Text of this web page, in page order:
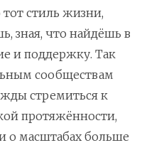
стиль жизни,
зная, что найдёшь в
и поддержку. Так
сообществам
стремиться к
протяжённости,
о масштабах больше